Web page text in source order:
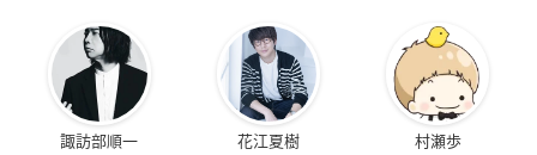
諏訪部順一 花江夏樹 村瀬歩